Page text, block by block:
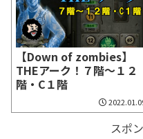
【Down of zombies】
THEアーク！７階～１２
階・C１階
スポ